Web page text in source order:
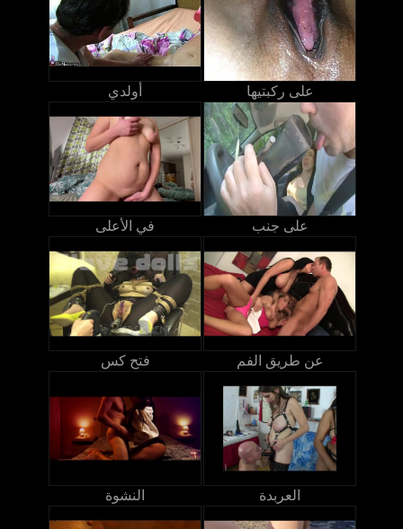
أولدي على ركبتيها
في الأعلى على جنب
فتح كس عن طريق الفم
النشوة العربدة